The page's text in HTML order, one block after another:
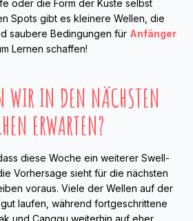
oder die Form der Küste selbst
Spots gibt es kleinere Wellen, die
saubere Bedingungen für Anfänger
Lernen schaffen!
WIR IN DEN NÄCHSTEN
ERWARTEN?
diese Woche ein weiterer Swell-
Vorhersage sieht für die nächsten
voraus. Viele der Wellen auf der
laufen, während fortgeschrittene